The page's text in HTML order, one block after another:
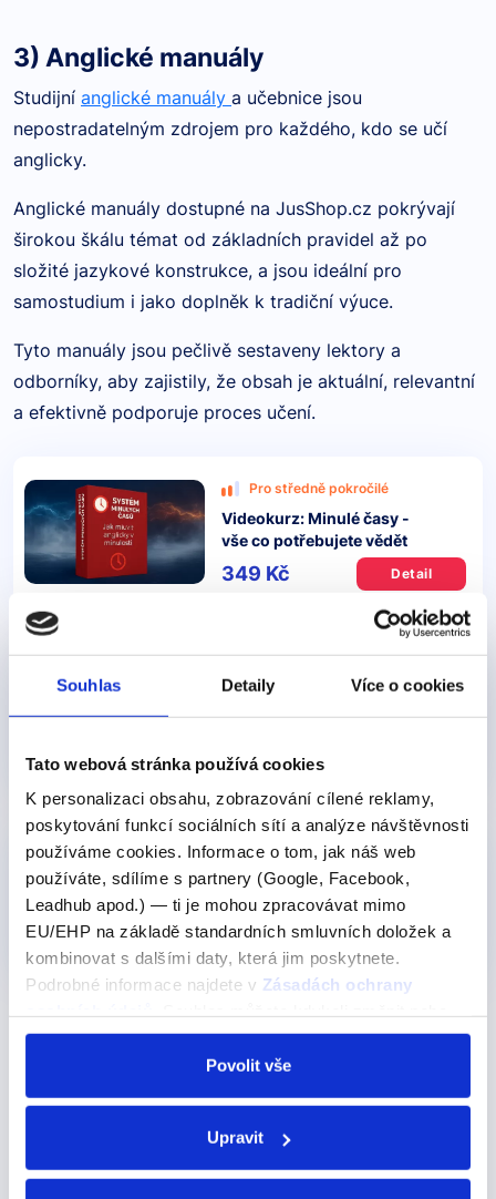
Souhlas Detaily Více o cookies
Tato webová stránka používá cookies
K personalizaci obsahu, zobrazování cílené reklamy,
poskytování funkcí sociálních sítí a analýze návštěvnosti
používáme cookies. Informace o tom, jak náš web
používáte, sdílíme s partnery (Google, Facebook,
Leadhub apod.) — ti je mohou zpracovávat mimo
EU/EHP na základě standardních smluvních doložek a
kombinovat s dalšími daty, která jim poskytnete.
Podrobné informace najdete v Zásadách ochrany
odvolat v nastavení cookies, případně se obrátit na
Povolit vše
Upravit
3) Anglické manuály
Studijní anglické manuály a učebnice jsou
nepostradatelným zdrojem pro každého, kdo se učí
anglicky.
Anglické manuály dostupné na JusShop.cz pokrývají
širokou škálu témat od základních pravidel až po
složité jazykové konstrukce, a jsou ideální pro
samostudium i jako doplněk k tradiční výuce.
Tyto manuály jsou pečlivě sestaveny lektory a
odborníky, aby zajistily, že obsah je aktuální, relevantní
a efektivně podporuje proces učení.
Pro středně pokročilé
Videokurz: Minulé časy -
vše co potřebujete vědět
349 Kč Detail
vs přítomný čas průběhový
349 Kč
Pro středně pokročilé
Videokurz: Podmínkové věty -
ovládněte kondicionály
349 Kč Detail
Intenzivní kurzy angličtiny na
Pro studenty, kteří hledají intenzivnější a cílenější
přístup k učení angličtiny,Justenglish.cz
intenzivní kurzy angličtiny.